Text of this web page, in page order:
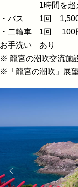
1時間を超える
・バス 1回 1,500
・二輪車 1回 100
お手洗い あり
※ 龍宮の潮吹交流施
※「龍宮の潮吹」展